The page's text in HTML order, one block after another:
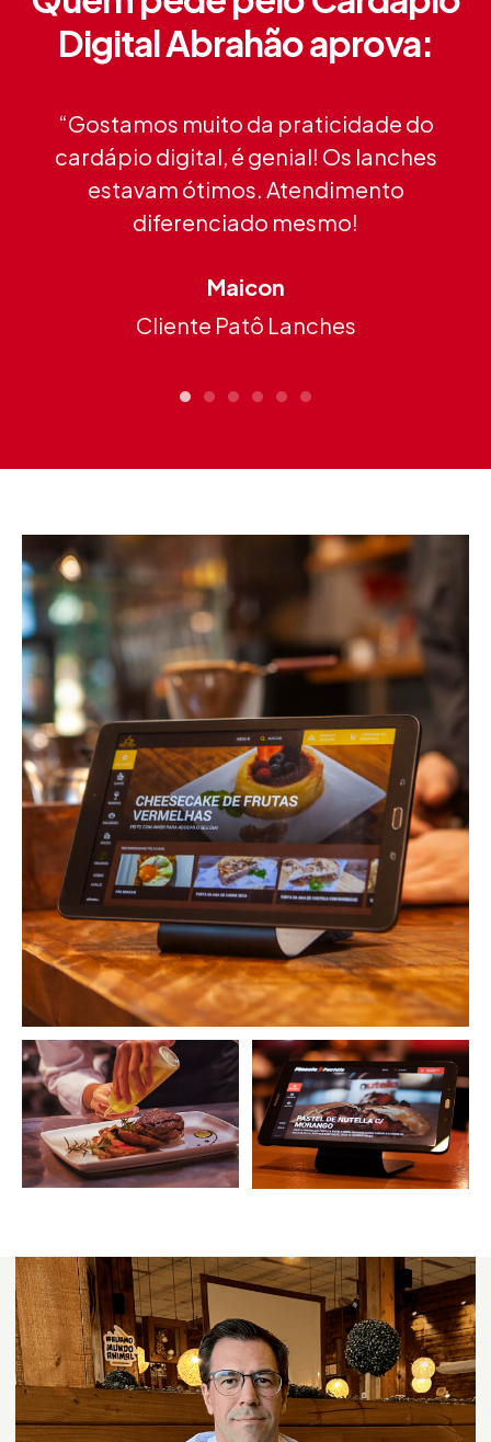
Digital Abrahão aprova:
“Gostamos muito da praticidade do
cardápio digital, é genial! Os lanches
estavam ótimos. Atendimento
diferenciado mesmo!
Maicon
Cliente Patô Lanches